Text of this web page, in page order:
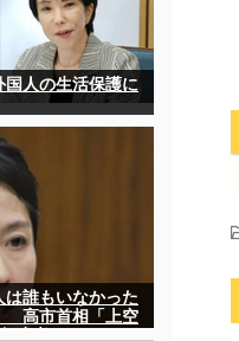
国人の生活保護に
は誰もいなかった
高市首相「上空